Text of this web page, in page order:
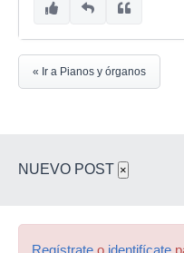
« Ir a Pianos y órganos
NUEVO POST ×
Regístrate o identifícate